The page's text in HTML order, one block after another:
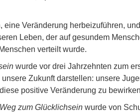
eine Veränderung herbeizuführen,
Leben, der auf gesundem
verteilt wurde.
wurde vor drei Jahrzehnten zum
Zukunft darstellen: unsere
positive Veränderung zu
Weg zum Glücklichseinwurde von